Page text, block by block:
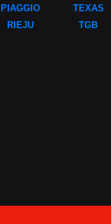
PIAGGIO
RIEJU
TEXAS
TGB